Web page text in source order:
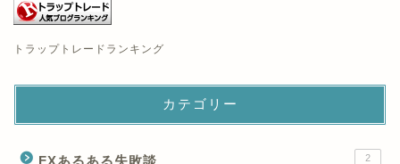
トラップトレードランキング
カテゴリー
FXあるある失敗談 2